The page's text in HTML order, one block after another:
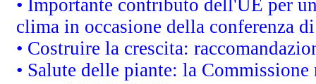
• Importante contributo dell'UE per
clima in occasione della conferenza
• Costruire la crescita:
• Salute delle piante: la